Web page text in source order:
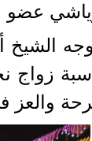
عضو
الشيخ
زواج
والعز